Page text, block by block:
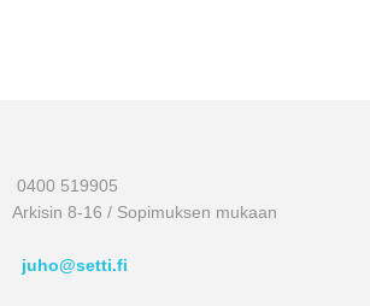
0400 519905
Arkisin 8-16 / Sopimuksen mukaan
juho@setti.fi